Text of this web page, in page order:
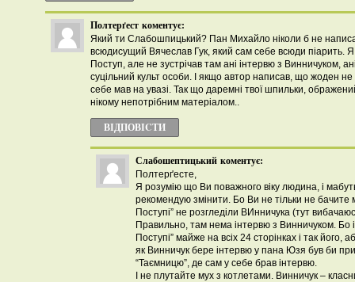
Полтерґест коментує:
Який ти Слабошпицький? Пан Михайло ніколи б не
всюдисущий Вячеслав Гук, який сам себе всюди піарить.
Поступ, але не зустрічав там ані інтервю з Винничуком,
суцільний культ особи. І якщо автор написав, що жоден
себе мав на увазі. Так що даремні твої шпильки,
нікому непотрібним матеріалом..
ВІДПОВІCТИ
Слабошептицький коментує:
Полтерґесте,
Я розумію що Ви поважного віку людина, і
рекомендую змінити. Бо Ви не тільки не бачите
Поступі” не розгледіли ВИнничука (тут
Правильно, там нема інтервю з Винничуком. Бо
Поступі” майже на всіх 24 сторінках і так його,
як Винничук бере інтервю у пана Юзя був би
“Таємницю”, де сам у себе брав інтервю.
І не плутайте мух з котлетами. Винничук –